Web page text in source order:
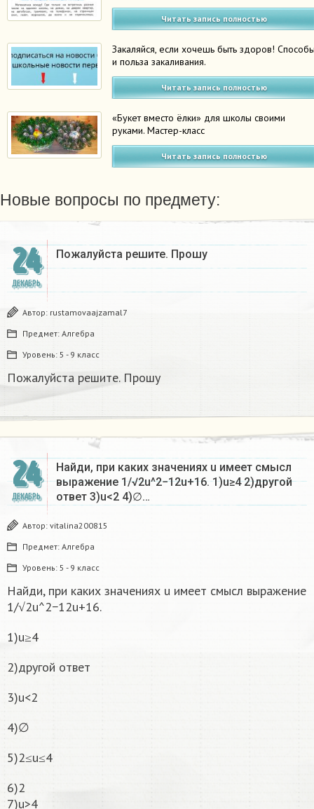
Читать запись полностью
Закаляйся, если хочешь быть здоров!
и польза закаливания.
Читать запись полностью
«Букет вместо ёлки» для школы своими
руками. Мастер-класс
Читать запись полностью
Новые вопросы по предмету:
24
ДЕКАБРЬ
Пожалуйста решите. Прошу
Автор: rustamovaajzamal7
Предмет: Алгебра
Уровень: 5 - 9 класс
Пожалуйста решите. Прошу
24
ДЕКАБРЬ
Найди, при каких значениях u имеет смысл
выражение 1/√2u^2−12u+16. 1)u≥4 2)другой
ответ 3)u<2 4)∅…
Автор: vitalina200815
Предмет: Алгебра
Уровень: 5 - 9 класс
Найди, при каких значениях u имеет смысл выражение
1/√2u^2−12u+16.
1)u≥4
2)другой ответ
3)u<2
4)∅
5)2≤u≤4
6)2
7)u>4